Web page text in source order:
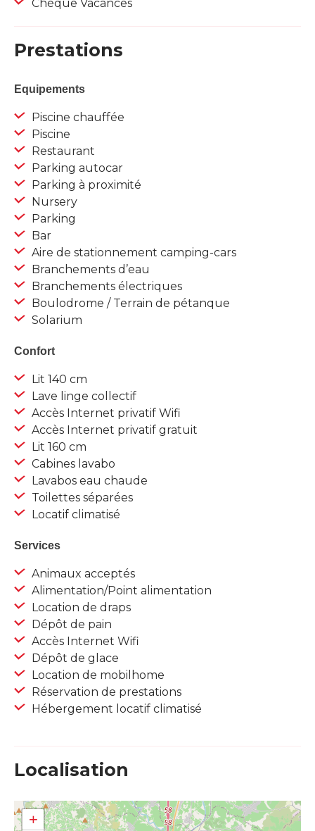
Chèque Vacances
Prestations
Equipements
Piscine chauffée
Piscine
Restaurant
Parking autocar
Parking à proximité
Nursery
Parking
Bar
Aire de stationnement camping-cars
Branchements d’eau
Branchements électriques
Boulodrome / Terrain de pétanque
Solarium
Confort
Lit 140 cm
Lave linge collectif
Accès Internet privatif Wifi
Accès Internet privatif gratuit
Lit 160 cm
Cabines lavabo
Lavabos eau chaude
Toilettes séparées
Locatif climatisé
Services
Animaux acceptés
Alimentation/Point alimentation
Location de draps
Dépôt de pain
Accès Internet Wifi
Dépôt de glace
Location de mobilhome
Réservation de prestations
Hébergement locatif climatisé
Localisation
+